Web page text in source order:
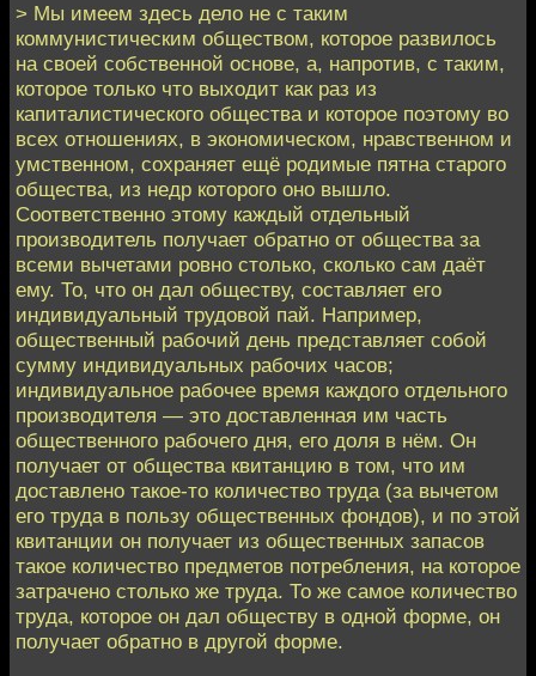
> Мы имеем здесь дело не с таким
коммунистическим обществом, которое развилось
на своей собственной основе, а, напротив, с таким,
которое только что выходит как раз из
капиталистического общества и которое поэтому во
всех отношениях, в экономическом, нравственном и
умственном, сохраняет ещё родимые пятна старого
общества, из недр которого оно вышло.
Соответственно этому каждый отдельный
производитель получает обратно от общества за
всеми вычетами ровно столько, сколько сам даёт
ему. То, что он дал обществу, составляет его
индивидуальный трудовой пай. Например,
общественный рабочий день представляет собой
сумму индивидуальных рабочих часов;
индивидуальное рабочее время каждого отдельного
производителя — это доставленная им часть
общественного рабочего дня, его доля в нём. Он
получает от общества квитанцию в том, что им
доставлено такое-то количество труда (за вычетом
его труда в пользу общественных фондов), и по этой
квитанции он получает из общественных запасов
такое количество предметов потребления, на которое
затрачено столько же труда. То же самое количество
труда, которое он дал обществу в одной форме, он
получает обратно в другой форме.